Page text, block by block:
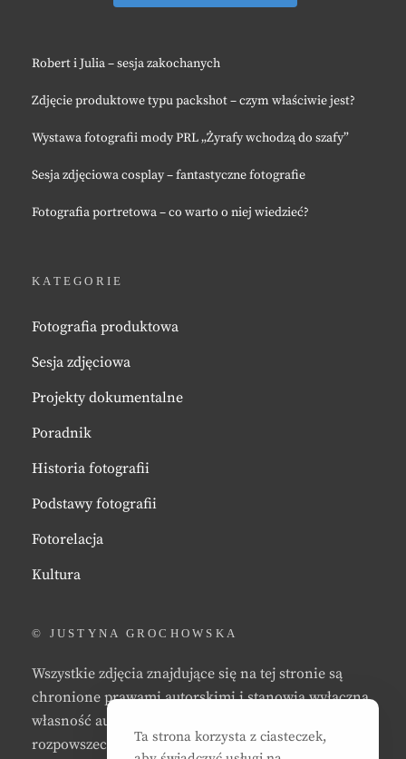
Robert i Julia – sesja zakochanych
Zdjęcie produktowe typu packshot – czym właściwie jest?
Wystawa fotografii mody PRL „Żyrafy wchodzą do szafy”
Sesja zdjęciowa cosplay – fantastyczne fotografie
Fotografia portretowa – co warto o niej wiedzieć?
KATEGORIE
Fotografia produktowa
Sesja zdjęciowa
Projekty dokumentalne
Poradnik
Historia fotografii
Podstawy fotografii
Fotorelacja
Kultura
© JUSTYNA GROCHOWSKA
Wszystkie zdjęcia znajdujące się na tej stronie są
chronione prawami autorskimi i stanowią wyłączną
własność autora strony. Zabrania się kopiowania,
rozpowszechniania, reprodukowania,
Ta strona korzysta z ciasteczek,